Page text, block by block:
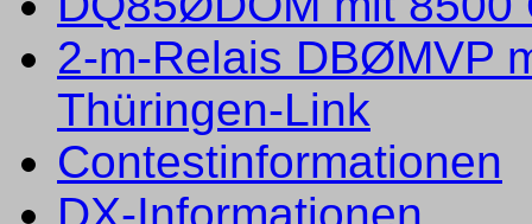
2-m-Relais DBØMVP
Thüringen-Link
Contestinformationen